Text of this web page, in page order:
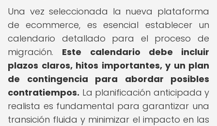
Una vez seleccionada la nueva plataforma
de ecommerce, es esencial establecer un
calendario detallado para el proceso de
migración. Este calendario debe incluir
plazos claros, hitos importantes, y un plan
de contingencia para abordar posibles
contratiempos. La planificación anticipada y
realista es fundamental para garantizar una
transición fluida y minimizar el impacto en las